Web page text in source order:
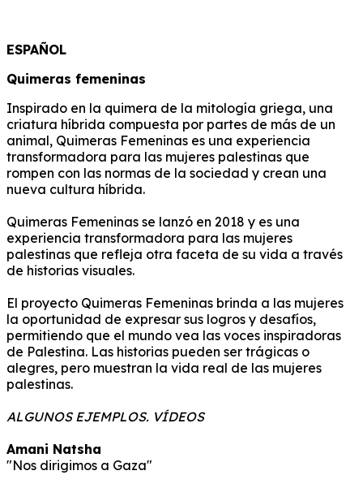
ESPAÑOL
Quimeras femeninas
Inspirado en la quimera de la mitología griega, una
criatura híbrida compuesta por partes de más de un
animal, Quimeras Femeninas es una experiencia
transformadora para las mujeres palestinas que
rompen con las normas de la sociedad y crean una
nueva cultura híbrida.
Quimeras Femeninas se lanzó en 2018 y es una
experiencia transformadora para las mujeres
palestinas que refleja otra faceta de su vida a través
de historias visuales.
El proyecto Quimeras Femeninas brinda a las mujeres
la oportunidad de expresar sus logros y desafíos,
permitiendo que el mundo vea las voces inspiradoras
de Palestina. Las historias pueden ser trágicas o
alegres, pero muestran la vida real de las mujeres
palestinas.
ALGUNOS EJEMPLOS. VÍDEOS
Amani Natsha
"Nos dirigimos a Gaza"